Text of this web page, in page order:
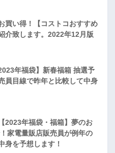
買い得！【コストコおすすめ
介致します。2022年12月版
年福袋】新春福箱 抽選予
員目線で昨年と比較して中身
2023年福袋・福箱】夢のお
家電量販店販売員が例年の
身を予想します！